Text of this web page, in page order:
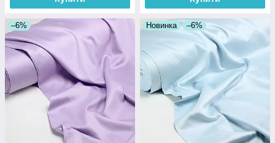
–6% Новинка –6%